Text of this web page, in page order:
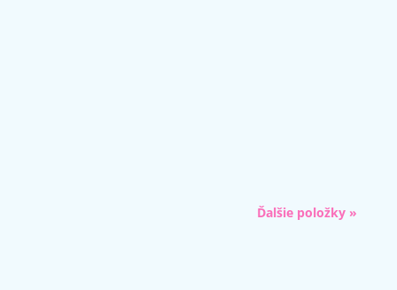
Ďalšie položky »